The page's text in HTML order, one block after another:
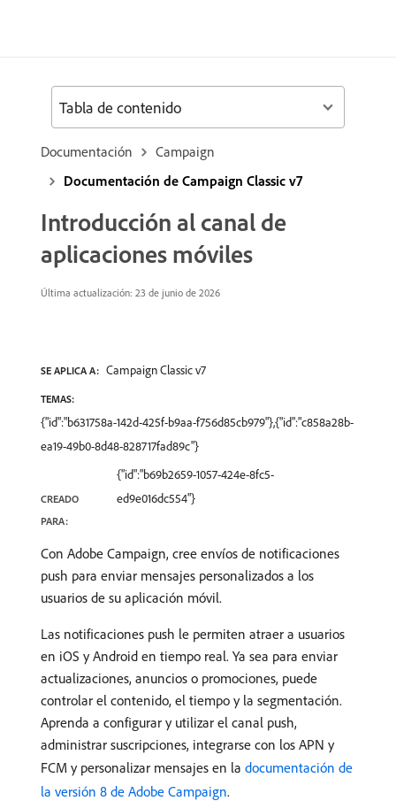
Documentación
Campaign
Documentación de Campaign Classic v7
Introducción al canal de
aplicaciones móviles
Última actualización: 23 de junio de 2026
SE APLICA A: Campaign Classic v7
TEMAS:
{"id":"b631758a-142d-425f-b9aa-f756d85cb979"},{"id":"c858a28b-
ea19-49b0-8d48-828717fad89c"}
CREADO
PARA:
{"id":"b69b2659-1057-424e-8fc5-
ed9e016dc554"}
Con Adobe Campaign, cree envíos de notificaciones
push para enviar mensajes personalizados a los
usuarios de su aplicación móvil.
Las notificaciones push le permiten atraer a usuarios
en iOS y Android en tiempo real. Ya sea para enviar
actualizaciones, anuncios o promociones, puede
controlar el contenido, el tiempo y la segmentación.
Aprenda a configurar y utilizar el canal push,
administrar suscripciones, integrarse con los APN y
FCM y personalizar mensajes en la documentación de
la versión 8 de Adobe Campaign.
Tabla de contenido